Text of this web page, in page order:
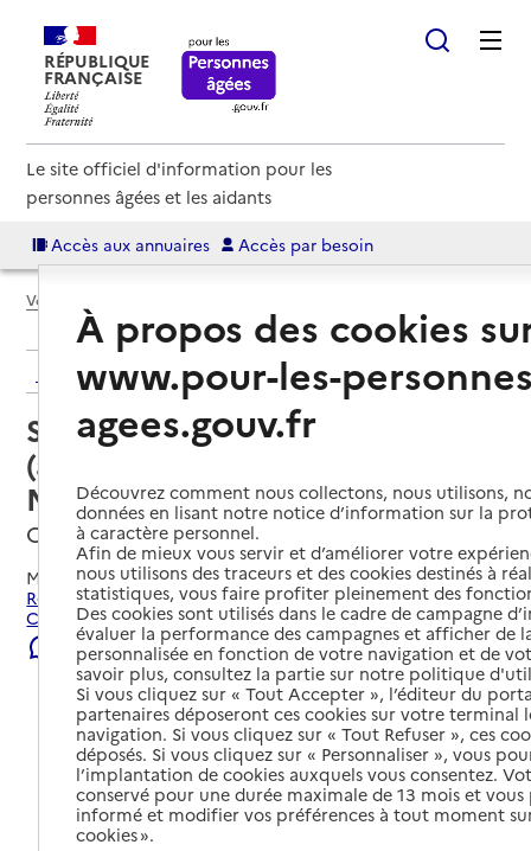
RÉPUBLIQUE
FRANÇAISE
Le site officiel d'information pour les
personnes âgées et les aidants
Accès aux annuaires Accès par besoin
Voir le fil d’Ariane
Retour aux résultats de l'annuaire
Service autonomie à domicile
(aide) – Domitys La plage de
Nacre
Courseulles-sur-Mer, CALVADOS
Mis à jour le23/07/2026
Rechercher les établissements et services autour de
Courseulles-sur-Mer.
Signaler une erreur
À propos des cookies
www.pour-les-
agees.gouv.fr
Découvrez comment nous collectons, nous utilisons,
données en lisant notre notice d’information sur la
à caractère personnel.
Afin de mieux vous servir et d’améliorer votre
nous utilisons des traceurs et des cookies destinés à
statistiques, vous faire profiter pleinement des
Des cookies sont utilisés dans le cadre de campagne
évaluer la performance des campagnes et afficher de
personnalisée en fonction de votre navigation et de
savoir plus, consultez la partie sur notre politique
Si vous cliquez sur « Tout Accepter », l’éditeur du
partenaires déposeront ces cookies sur votre terminal
navigation. Si vous cliquez sur « Tout Refuser », ces
déposés. Si vous cliquez sur « Personnaliser », vous
l’implantation de cookies auxquels vous consentez.
conservé pour une durée maximale de 13 mois et
informé et modifier vos préférences à tout moment
cookies ».